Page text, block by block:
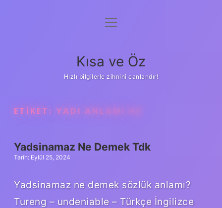
Anasayfa
Yasal Uyarı
menüyü
Kısa ve Öz
Hızlı bilgilerle zihnini canlandır!
ETIKET: YADI ANLAMI NE
Yadsinamaz Ne Demek Tdk
Tarih: Eylül 25, 2024
Yadsinamaz ne demek sözlük anlamı?
Tureng – undeniable – Türkçe İngilizce